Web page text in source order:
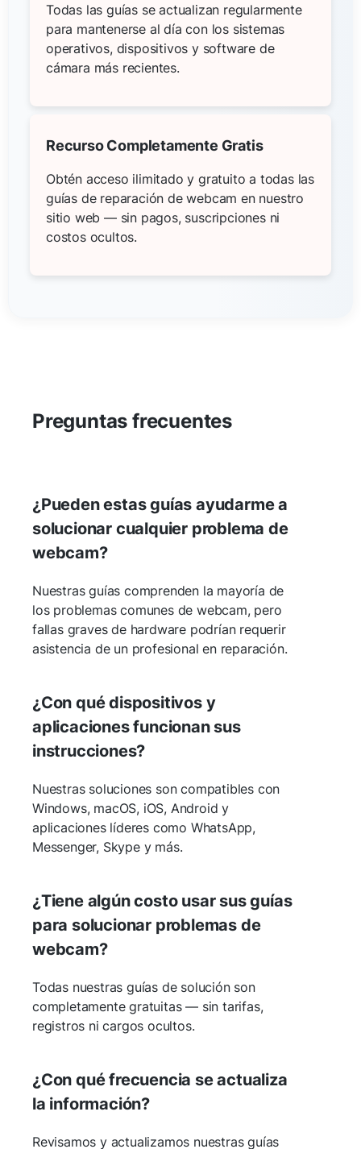
Todas las guías se actualizan regularmente
para mantenerse al día con los sistemas
operativos, dispositivos y software de
cámara más recientes.
Recurso Completamente Gratis
Obtén acceso ilimitado y gratuito a todas las
guías de reparación de webcam en nuestro
sitio web — sin pagos, suscripciones ni
costos ocultos.
Preguntas frecuentes
¿Pueden estas guías ayudarme a
solucionar cualquier problema de
webcam?
Nuestras guías comprenden la mayoría de
los problemas comunes de webcam, pero
fallas graves de hardware podrían requerir
asistencia de un profesional en reparación.
¿Con qué dispositivos y
aplicaciones funcionan sus
instrucciones?
Nuestras soluciones son compatibles con
Windows, macOS, iOS, Android y
aplicaciones líderes como WhatsApp,
Messenger, Skype y más.
¿Tiene algún costo usar sus guías
para solucionar problemas de
webcam?
Todas nuestras guías de solución son
completamente gratuitas — sin tarifas,
registros ni cargos ocultos.
¿Con qué frecuencia se actualiza
la información?
Revisamos y actualizamos nuestras guías